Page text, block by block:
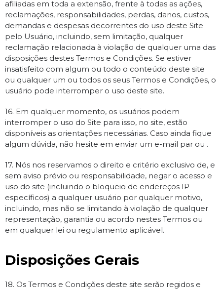
afiliadas em toda a extensão, frente à todas as ações,
reclamações, responsabilidades, perdas, danos, custos,
demandas e despesas decorrentes do uso deste Site
pelo Usuário, incluindo, sem limitação, qualquer
reclamação relacionada à violação de qualquer uma das
disposições destes Termos e Condições. Se estiver
insatisfeito com algum ou todo o conteúdo deste site
ou qualquer um ou todos os seus Termos e Condições, o
usuário pode interromper o uso deste site.
16. Em qualquer momento, os usuários podem
interromper o uso do Site para isso, no site, estão
disponíveis as orientações necessárias. Caso ainda fique
algum dúvida, não hesite em enviar um e-mail par ou .
17. Nós nos reservamos o direito e critério exclusivo de, e
sem aviso prévio ou responsabilidade, negar o acesso e
uso do site (incluindo o bloqueio de endereços IP
específicos) a qualquer usuário por qualquer motivo,
incluindo, mas não se limitando à violação de qualquer
representação, garantia ou acordo nestes Termos ou
em qualquer lei ou regulamento aplicável.
Disposições Gerais
18. Os Termos e Condições deste site serão regidos e